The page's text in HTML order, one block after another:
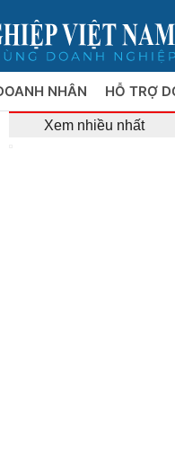
NHÂN HỖ TRỢ
Xem nhiều nhất